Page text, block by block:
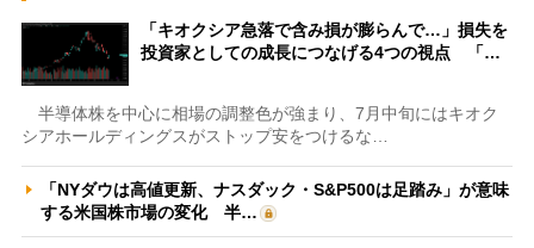
「キオクシア急落で含み損が膨らんで…」損失を
投資家としての成長につなげる4つの視点 「…
半導体株を中心に相場の調整色が強まり、7月中旬にはキオク
シアホールディングスがストップ安をつけるな…
「NYダウは高値更新、ナスダック・S&P500は足踏み」が意味
する米国株市場の変化 半…